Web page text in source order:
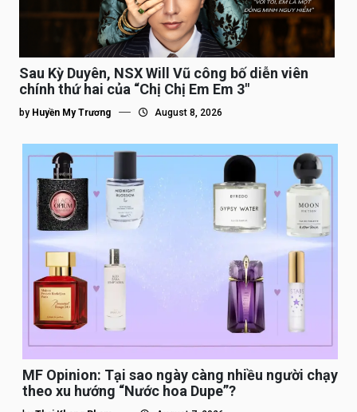
Sau Kỳ Duyên, NSX Will Vũ công bố diễn viên
chính thứ hai của “Chị Chị Em Em 3″
by Huyền My Trương August 8, 2026
MF Opinion: Tại sao ngày càng nhiều người chạy
theo xu hướng “Nước hoa Dupe”?